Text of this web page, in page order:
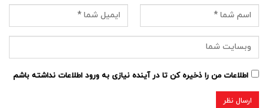
اطلاعات من را ذخیره کن تا در آینده نیازی به ورود اطلاعات نداشته باشم